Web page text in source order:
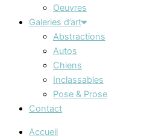
Oeuvres
Galeries d’art
Abstractions
Autos
Chiens
Inclassables
Pose & Prose
Contact
Accueil